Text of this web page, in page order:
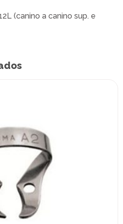
(canino a canino sup. e